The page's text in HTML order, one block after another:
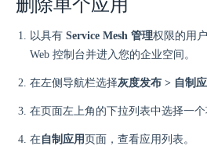
删除单个应用
以具有 Service Mesh 管理权限的用
Web 控制台并进入您的企业空间。
在左侧导航栏选择灰度发布 > 自制
在页面左上角的下拉列表中选择一个
在自制应用页面，查看应用列表。